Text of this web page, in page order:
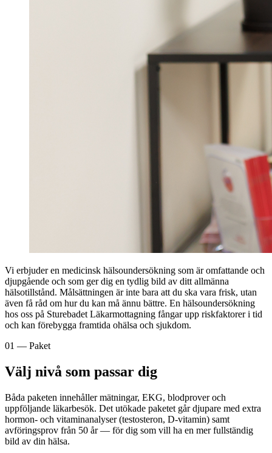
Vi erbjuder en medicinsk hälsoundersökning som är omfattande och
djupgående och som ger dig en tydlig bild av ditt allmänna
hälsotillstånd. Målsättningen är inte bara att du ska vara frisk, utan
även få råd om hur du kan må ännu bättre. En hälsoundersökning
hos oss på Sturebadet Läkarmottagning fångar upp riskfaktorer i tid
och kan förebygga framtida ohälsa och sjukdom.
01 — Paket
Välj nivå som passar dig
Båda paketen innehåller mätningar, EKG, blodprover och
uppföljande läkarbesök. Det utökade paketet går djupare med extra
hormon- och vitaminanalyser (testosteron, D-vitamin) samt
avföringsprov från 50 år — för dig som vill ha en mer fullständig
bild av din hälsa.